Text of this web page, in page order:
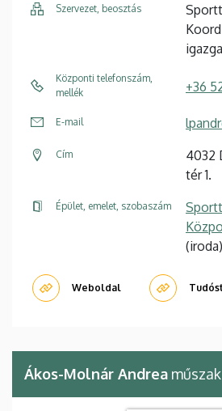
Szervezet, beosztás
Központi telefonszám,
mellék
+36
E-mail
Cím
4032
tér 1.
Épület, emelet, szobaszám
(iroda)
Weboldal
Ákos-Molnár Andrea